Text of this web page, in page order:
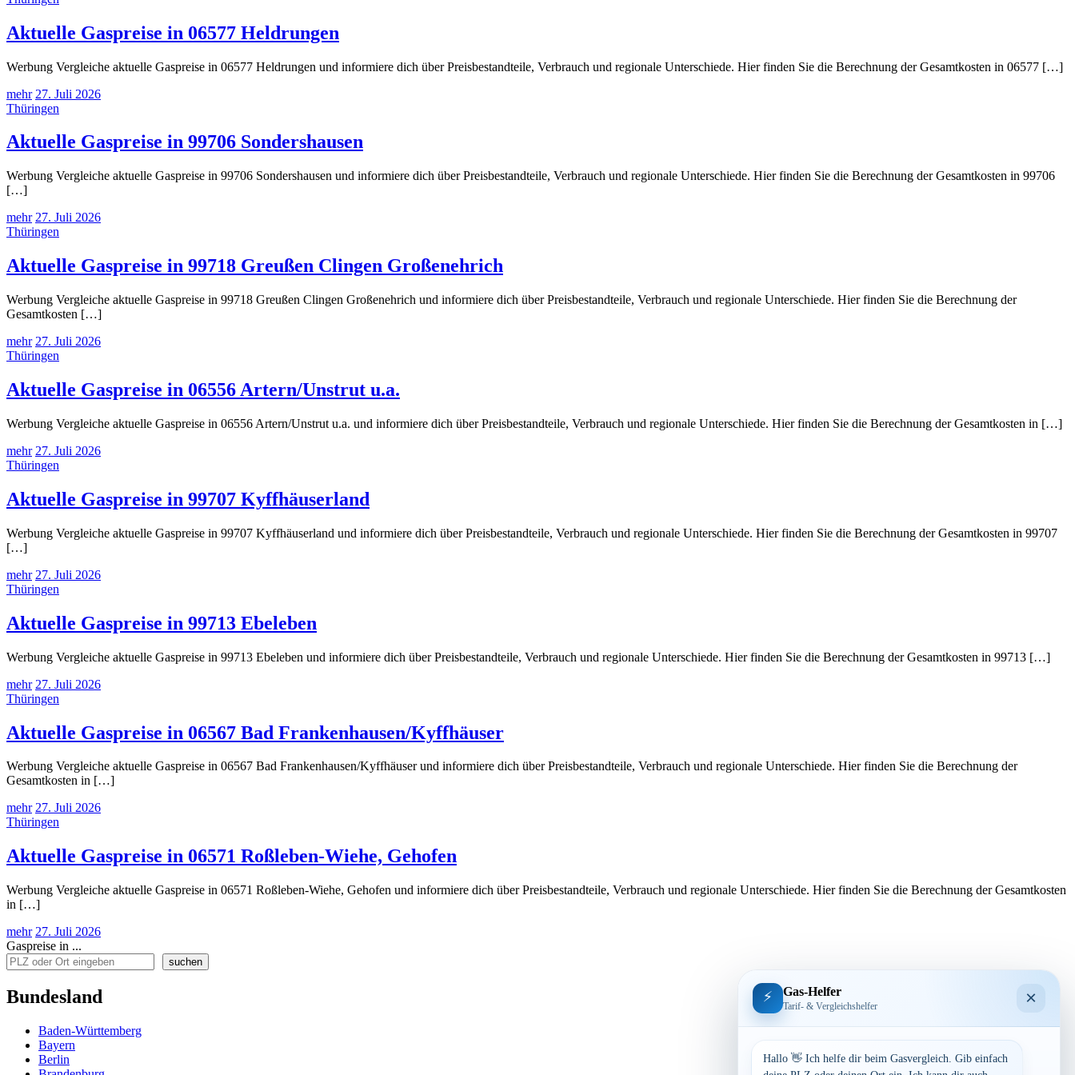
Aktuelle Gaspreise in 06577 Heldrungen
Werbung Vergleiche aktuelle Gaspreise in 06577 Heldrungen und informiere dich über Preisbestandteile, Verbrauch und regionale Unterschiede. Hier finden Sie die Berechnung der Gesamtkosten in 06577 […]
mehr 27. Juli 2026
Thüringen
Aktuelle Gaspreise in 99706 Sondershausen
Werbung Vergleiche aktuelle Gaspreise in 99706 Sondershausen und informiere dich über Preisbestandteile, Verbrauch und regionale Unterschiede. Hier finden Sie die Berechnung der Gesamtkosten in 99706
[…]
mehr 27. Juli 2026
Thüringen
Aktuelle Gaspreise in 99718 Greußen Clingen Großenehrich
Werbung Vergleiche aktuelle Gaspreise in 99718 Greußen Clingen Großenehrich und informiere dich über Preisbestandteile, Verbrauch und regionale Unterschiede. Hier finden Sie die Berechnung der
Gesamtkosten […]
mehr 27. Juli 2026
Thüringen
Aktuelle Gaspreise in 06556 Artern/Unstrut u.a.
Werbung Vergleiche aktuelle Gaspreise in 06556 Artern/Unstrut u.a. und informiere dich über Preisbestandteile, Verbrauch und regionale Unterschiede. Hier finden Sie die Berechnung der Gesamtkosten in […]
mehr 27. Juli 2026
Thüringen
Aktuelle Gaspreise in 99707 Kyffhäuserland
Werbung Vergleiche aktuelle Gaspreise in 99707 Kyffhäuserland und informiere dich über Preisbestandteile, Verbrauch und regionale Unterschiede. Hier finden Sie die Berechnung der Gesamtkosten in 99707
[…]
mehr 27. Juli 2026
Thüringen
Aktuelle Gaspreise in 99713 Ebeleben
Werbung Vergleiche aktuelle Gaspreise in 99713 Ebeleben und informiere dich über Preisbestandteile, Verbrauch und regionale Unterschiede. Hier finden Sie die Berechnung der Gesamtkosten in 99713 […]
mehr 27. Juli 2026
Thüringen
Aktuelle Gaspreise in 06567 Bad Frankenhausen/Kyffhäuser
Werbung Vergleiche aktuelle Gaspreise in 06567 Bad Frankenhausen/Kyffhäuser und informiere dich über Preisbestandteile, Verbrauch und regionale Unterschiede. Hier finden Sie die Berechnung der
Gesamtkosten in […]
mehr 27. Juli 2026
Thüringen
Aktuelle Gaspreise in 06571 Roßleben-Wiehe, Gehofen
Werbung Vergleiche aktuelle Gaspreise in 06571 Roßleben-Wiehe, Gehofen und informiere dich über Preisbestandteile, Verbrauch und regionale Unterschiede. Hier finden Sie die Berechnung der Gesamtkosten
in […]
mehr 27. Juli 2026
Gaspreise in ...
suchen
Bundesland
Baden-Württemberg
Bayern
Berlin
⚡ Gas-Helfer
Tarif- & Vergleichshelfer ×
Hallo 👋 Ich helfe dir beim Gasvergleich. Gib einfach